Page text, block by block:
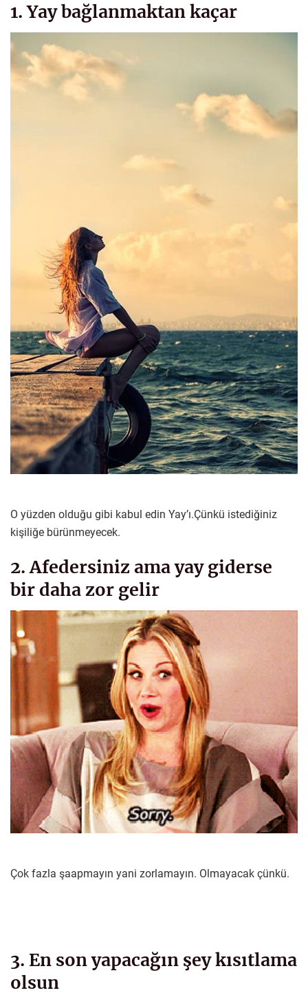
1. Yay bağlanmaktan kaçar
O yüzden olduğu gibi kabul edin Yay’ı.Çünkü istediğiniz
kişiliğe bürünmeyecek.
2. Afedersiniz ama yay giderse
bir daha zor gelir
Çok fazla şaapmayın yani zorlamayın. Olmayacak çünkü.
3. En son yapacağın şey kısıtlama
olsun